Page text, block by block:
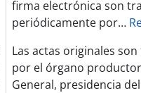
firma electrónica son
periódicamente por…
Las actas originales
por el órgano
General, presidencia